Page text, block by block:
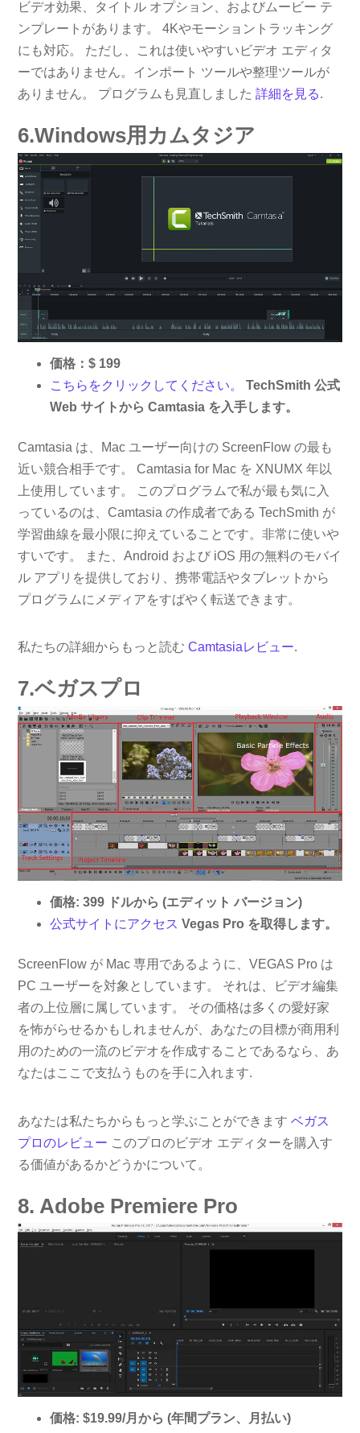
ビデオ効果、タイトル オプション、およびムービー テ
ンプレートがあります。 4Kやモーショントラッキング
にも対応。 ただし、これは使いやすいビデオ エディタ
ーではありません。インポート ツールや整理ツールが
ありません。 プログラムも見直しました詳細を見る.
6.Windows用カムタジア
価格：$ 199
こちらをクリックしてください。
TechSmith 公式
Web サイトから Camtasia を入手します。
Camtasia は、Mac ユーザー向けの ScreenFlow の最も
近い競合相手です。 Camtasia for Mac を XNUMX 年以
上使用しています。 このプログラムで私が最も気に入
っているのは、Camtasia の作成者である TechSmith が
学習曲線を最小限に抑えていることです。非常に使いや
すいです。 また、Android および iOS 用の無料のモバイ
ル アプリを提供しており、携帯電話やタブレットから
プログラムにメディアをすばやく転送できます。
私たちの詳細からもっと読むCamtasiaレビュー.
7.ベガスプロ
価格: 399 ドルから (エディット バージョン)
公式サイトにアクセス Vegas Pro を取得します。
ScreenFlow が Mac 専用であるように、VEGAS Pro は
PC ユーザーを対象としています。 それは、ビデオ編集
者の上位層に属しています。 その価格は多くの愛好家
を怖がらせるかもしれませんが、あなたの目標が商用利
用のための一流のビデオを作成することであるなら、あ
なたはここで支払うものを手に入れます.
あなたは私たちからもっと学ぶことができますベガス
プロのレビュー このプロのビデオ エディターを購入す
る価値があるかどうかについて。
8. Adob​​e Premiere Pro
価格: $19.99/月から (年間プラン、月払い)